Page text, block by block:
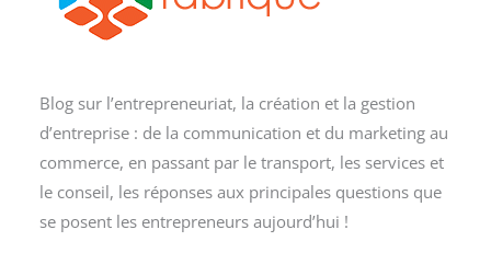
Blog sur l’entrepreneuriat, la création et la gestion
d’entreprise : de la communication et du marketing au
commerce, en passant par le transport, les services et
le conseil, les réponses aux principales questions que
se posent les entrepreneurs aujourd’hui !